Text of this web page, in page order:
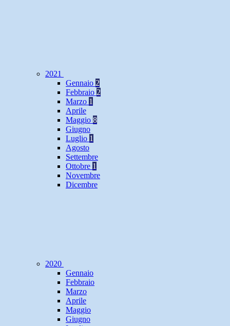
2021
Gennaio 2
Febbraio 2
Marzo 1
Aprile
Maggio 8
Giugno
Luglio 1
Agosto
Settembre
Ottobre 1
Novembre
Dicembre
2020
Gennaio
Febbraio
Marzo
Aprile
Maggio
Giugno